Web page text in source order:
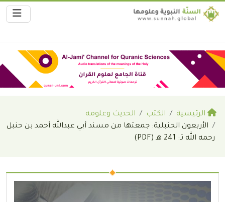
الرئيسية الكتب
الحديث وعلومه
الأربعون الحنبلية: جمعتها من مسند أبي عبدالله أحمد بن حنبل
رحمه الله تـ: 241 هـ (PDF)